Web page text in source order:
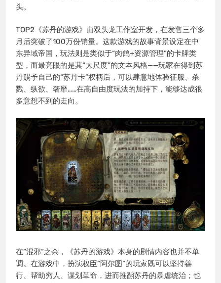
头。
TOP2《苏丹的游戏》由双头龙工作室开发，在发售三个多
月后突破了100万份销量。这款游戏的故事背景设定在中
东异域帝国，玩法则是类似于“肉鸽+资源管理”的卡牌类
型，而最亮眼的是其“大尺度”的文本风格——玩家在得到苏
丹赐予自己的“苏丹卡”权柄后，可以肆意地体验征服、杀
戮、纵欲、奢靡……在高自由度玩法的加持下，能够达成很
多意想不到的走向。
在“混邪”之余，《苏丹的游戏》本身的剧情内容也并不单
调。在游戏中，扮演权臣“阿尔图”的玩家既可以坚持善
行、帮助穷人、谋划革命，进而推翻苏丹的暴虐统治；也